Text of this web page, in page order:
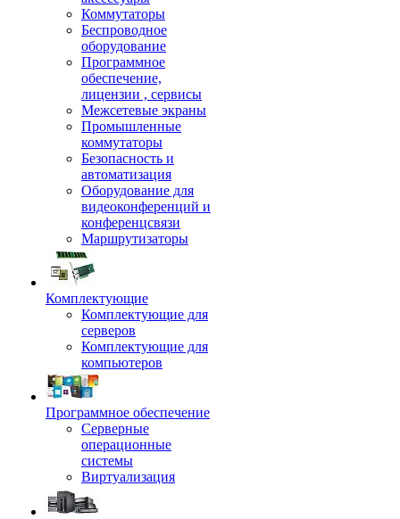
Коммутаторы
Беспроводное
оборудование
Программное
обеспечение,
лицензии , сервисы
Межсетевые экраны
Промышленные
коммутаторы
Безопасность и
автоматизация
Оборудование для
видеоконференций и
конференцсвязи
Маршрутизаторы
Комплектующие
Комплектующие для
серверов
Комплектующие для
компьютеров
Программное обеспечение
Серверные
операционные
системы
Виртуализация